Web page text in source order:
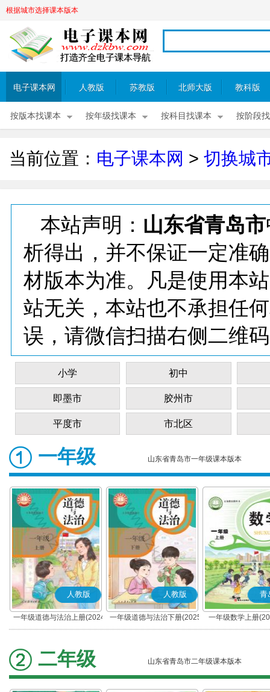
根据城市选择课本版本
电子课本网 人教版 苏教版 北师大版 教科版
按版本找课本 按年级找课本 按科目找课本 按阶段
当前位置： 电子课本网 > 切换城
本站声明： 山东省青岛市
析得出，并不保证一定准
材版本为准。凡是使用本
站无关，本站也不承担任
误，请微信扫描右侧二维
小学 初中
即墨市 胶州市
平度市 市北区
一年级 山东省青岛市一年级课本版本
人教版
一年级道德与法治上册(2024
秋版)(部编版)
人教版
一年级道德与法治下册(2025
春版)(部编版)
青
一年级数学上册
二年级 山东省青岛市二年级课本版本